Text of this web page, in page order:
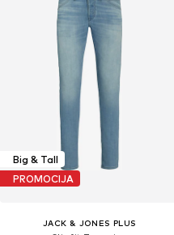
Big & Tall
PROMOCIJA
JACK & JONES PLUS